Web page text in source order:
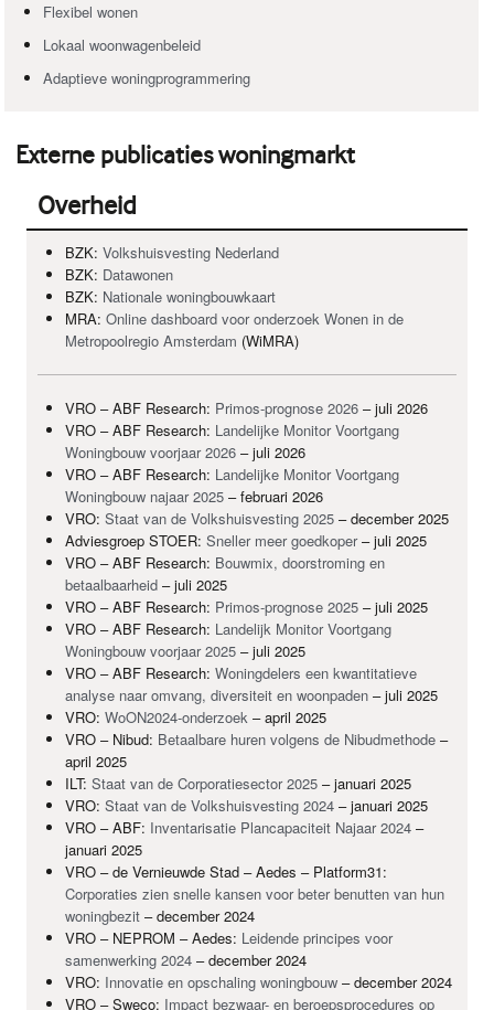
Flexibel wonen
Lokaal woonwagenbeleid
Adaptieve woningprogrammering
Externe publicaties woningmarkt
Overheid
BZK:Volkshuisvesting Nederland
BZK: Datawonen
BZK: Nationale woningbouwkaart
MRA:Online dashboard voor onderzoek Wonen in de
Metropoolregio Amsterdam (WiMRA)
VRO –ABF Research: Primos-prognose 2026 – juli 2026
VRO –ABF Research: Landelijke Monitor Voortgang
Woningbouw voorjaar 2026 – juli 2026
VRO –ABF Research: Landelijke Monitor Voortgang
Woningbouw najaar 2025 – februari 2026
VRO:Staat van de Volkshuisvesting 2025 – december 2025
AdviesgroepSTOER:Sneller meer goedkoper– juli 2025
VRO –ABF Research: Bouwmix, doorstroming en
betaalbaarheid – juli 2025
VRO –ABF Research: Primos-prognose 2025 – juli 2025
VRO –ABF Research: Landelijk Monitor Voortgang
Woningbouw voorjaar 2025 – juli 2025
VRO –ABF Research:Woningdelers een kwantitatieve
analyse naar omvang, diversiteit en woonpaden – juli 2025
VRO:WoON2024-onderzoek – april 2025
VRO – Nibud: Betaalbare huren volgens de Nibudmethode –
april 2025
ILT:Staat van de Corporatiesector 2025 – januari 2025
VRO:Staat van de Volkshuisvesting 2024 – januari 2025
VRO –ABF: Inventarisatie Plancapaciteit Najaar 2024 –
januari 2025
VRO – de Vernieuwde Stad – Aedes – Platform31:
Corporaties zien snelle kansen voor beter benutten van hun
woningbezit – december 2024
VRO – NEPROM – Aedes: Leidende principes voor
samenwerking 2024 – december 2024
VRO: Innovatie en opschaling woningbouw – december 2024
VRO – Sweco: Impact bezwaar- en beroepsprocedures op